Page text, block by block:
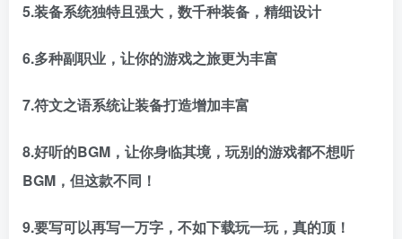
5.装备系统独特且强大，数千种装备，精细设计
6.多种副职业，让你的游戏之旅更为丰富
7.符文之语系统让装备打造增加丰富
8.好听的BGM，让你身临其境，玩别的游戏都不想听
BGM，但这款不同！
9.要写可以再写一万字，不如下载玩一玩，真的顶！